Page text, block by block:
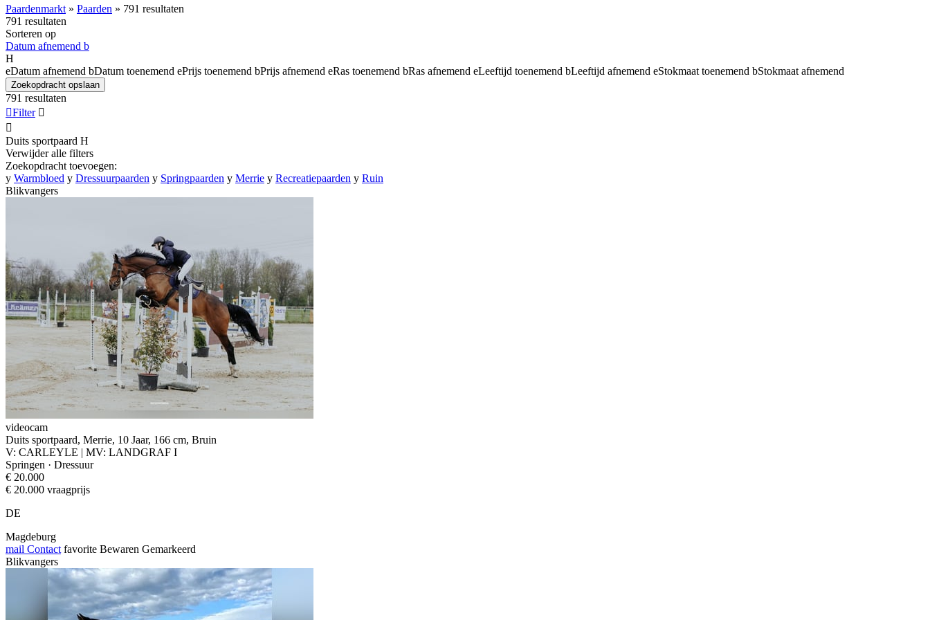
Paardenmarkt » Paarden » 791 resultaten
791 resultaten
Sorteren op
Datum afnemend b
H
eDatum afnemend bDatum toenemend ePrijs toenemend bPrijs afnemend eRas toenemend bRas afnemend eLeeftijd toenemend bLeeftijd afnemend eStokmaat toenemend bStokmaat afnemend
Zoekopdracht opslaan
791 resultaten
Filter 

Duits sportpaard H
Verwijder alle filters
Zoekopdracht toevoegen:
y Warmbloed y Dressuurpaarden y Springpaarden y Merrie y Recreatiepaarden y Ruin
Blikvangers
videocam
Duits sportpaard, Merrie, 10 Jaar, 166 cm, Bruin
V: CARLEYLE | MV: LANDGRAF I
Springen · Dressuur
€ 20.000
€ 20.000 vraagprijs
DE
Magdeburg
mail Contact favorite Bewaren Gemarkeerd
Blikvangers